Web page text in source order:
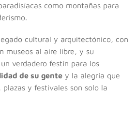
como montañas para
cultural y arquitectónico, con
museos al aire libre, y su
verdadero festín para los
de su gente y la alegría que
plazas y festivales son solo la